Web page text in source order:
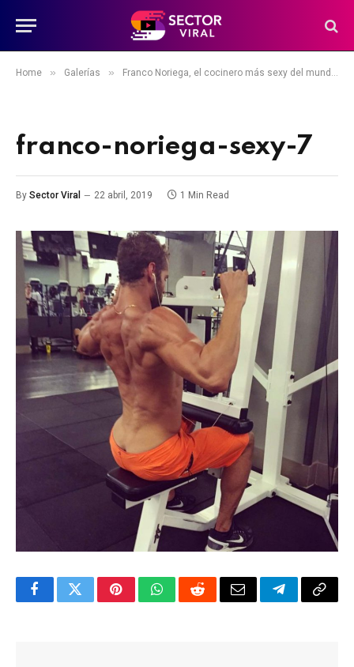
Home » Galerías » Franco Noriega, el cocinero más sexy del mundo
franco-noriega-sexy-7
By Sector Viral 22 abril, 2019 1 Min Read
FacebookTwitterPinterestWhatsAppRedditEmail TelegramCopy